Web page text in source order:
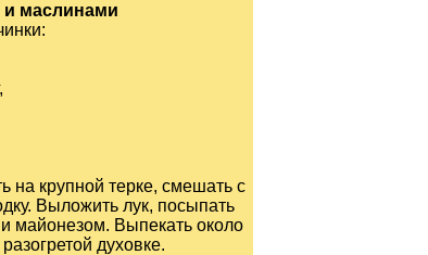
маслинами
на крупной терке, смешать с
Выложить лук, посыпать
майонезом. Выпекать около
духовке.